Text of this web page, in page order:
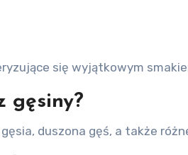
się wyjątkowym
gęsiny?
duszona gęś, a także